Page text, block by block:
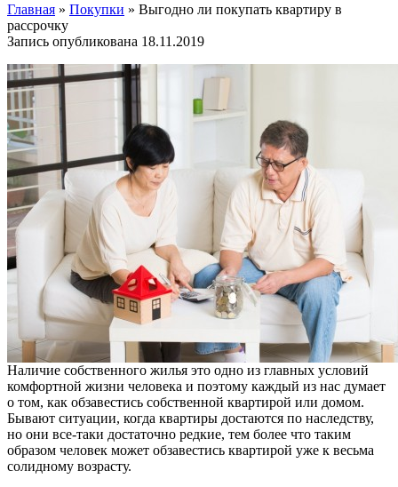
Главная » Покупки » Выгодно ли покупать квартиру в
рассрочку
Запись опубликована 18.11.2019
Наличие собственного жилья это одно из главных условий
комфортной жизни человека и поэтому каждый из нас думает
о том, как обзавестись собственной квартирой или домом.
Бывают ситуации, когда квартиры достаются по наследству,
но они все-таки достаточно редкие, тем более что таким
образом человек может обзавестись квартирой уже к весьма
солидному возрасту.